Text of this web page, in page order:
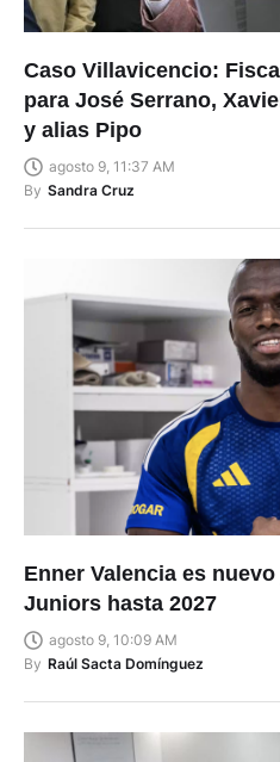
Caso Villavicencio:
para José Serrano,
y alias Pipo
agosto 9, 11:37 AM
By Sandra Cruz
Enner Valencia es
Juniors hasta 2027
agosto 9, 10:09 AM
By Raúl Sacta Domínguez